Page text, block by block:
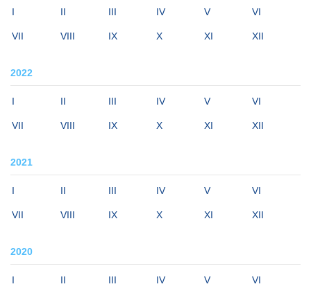
I II III IV V VI
VII VIII IX X XI XII
2022
I II III IV V VI
VII VIII IX X XI XII
2021
I II III IV V VI
VII VIII IX X XI XII
2020
I II III IV V VI